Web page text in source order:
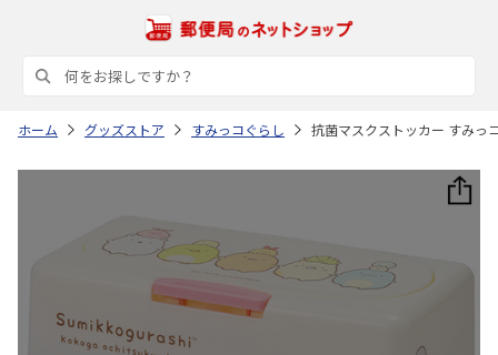
ホーム グッズストア すみっコぐらし 抗菌マスクストッカー すみっ